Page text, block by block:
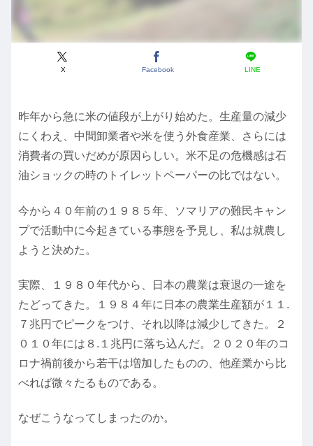
X Facebook LINE
昨年から急に米の値段が上がり始めた。生産量の減少
にくわえ、中間卸業者や米を使う外食産業、さらには
消費者の買いだめが原因らしい。米不足の危機感は石
油ショックの時のトイレットペーパーの比ではない。
今から４０年前の１９８５年、ソマリアの難民キャン
プで活動中に今起きている事態を予見し、私は就農し
ようと決めた。
実際、１９８０年代から、日本の農業は衰退の一途を
たどってきた。１９８４年に日本の農業生産額が１１.
７兆円でピークをつけ、それ以降は減少してきた。２
０１０年には８.１兆円に落ち込んだ。２０２０年のコ
ロナ禍前後から若干は増加したものの、他産業から比
べれば微々たるものである。
なぜこうなってしまったのか。